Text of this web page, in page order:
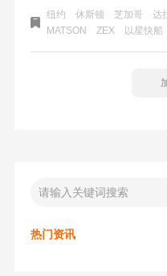
击？毕竟目前整个中国的
圳，现在深圳有了直发美
来说，时效和价格和美森
纽约 休斯顿 芝加哥 达
MATSON
ZEX 以星快船
热门资讯